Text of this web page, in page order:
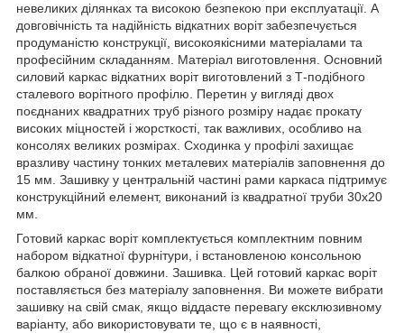
невеликих ділянках та високою безпекою при експлуатації. А
довговічність та надійність відкатних воріт забезпечується
продуманістю конструкції, високоякісними матеріалами та
професійним складанням. Матеріал виготовлення. Основний
силовий каркас відкатних воріт виготовлений з Т-подібного
сталевого ворітного профілю. Перетин у вигляді двох
поєднаних квадратних труб різного розміру надає прокату
високих міцностей і жорсткості, так важливих, особливо на
консолях великих розмірах. Сходинка у профілі захищає
вразливу частину тонких металевих матеріалів заповнення до
15 мм. Зашивку у центральній частині рами каркаса підтримує
конструкційний елемент, виконаний із квадратної труби 30х20
мм.
Готовий каркас воріт комплектується комплектним повним
набором відкатної фурнітури, і встановленою консольною
балкою обраної довжини. Зашивка. Цей готовий каркас воріт
поставляється без матеріалу заповнення. Ви можете вибрати
зашивку на свій смак, якщо віддасте перевагу ексклюзивному
варіанту, або використовувати те, що є в наявності,